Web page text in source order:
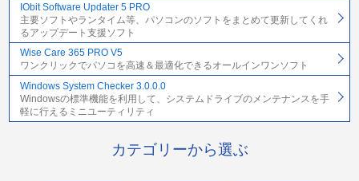
IObit Software Updater 5 PRO
主要ソフトやランタイム等、パソコンのソフトをまとめて更新してくれ
るアップデート支援ソフト
Wise Care 365 PRO V5
ワンクリックでパソコを高速＆最適化できるオールインワンソフト
Windows System Checker 3.0.0.0
Windowsの標準機能を利用して、システムドライブのメンテナンスを手
軽に行えるミニユーティリティ
カテゴリーから選ぶ